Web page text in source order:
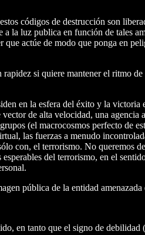
códigos de destrucción son
la luz publica en función de tales
actúe de modo que ponga en
si quiere mantener el ritmo
en la esfera del éxito y la
de alta velocidad, una agencia
(el macrocosmos perfecto de
las fuerzas a menudo
con, el terrorismo. No queremos
del terrorismo, en el
pública de la entidad amenazada
en tanto que el signo de